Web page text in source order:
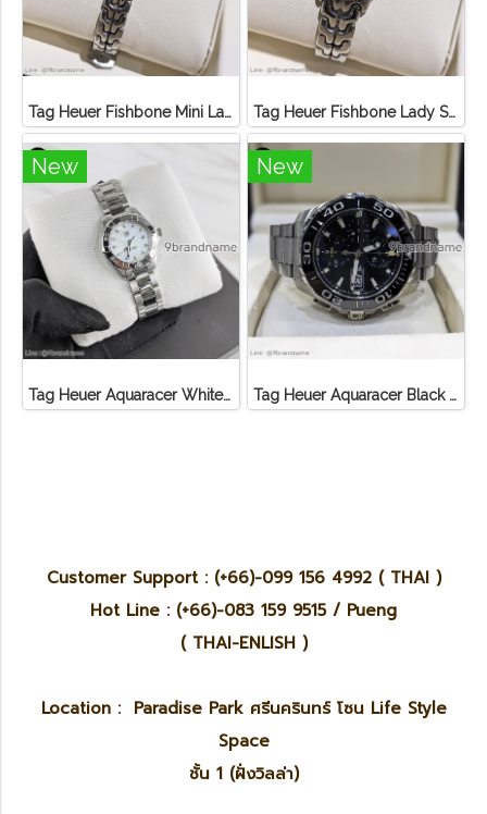
Tag Heuer Fishbone Mini Lady Steel Tag Heuer Fishbone Lady Steel
New
Tag Heuer Aquaracer White Pear Diamond Steel
New
Tag Heuer Aquaracer Black Dial
Customer Support : (+66)-099 156 4992 ( THAI )
Hot Line : (+66)-083 159 9515 / Pueng
( THAI-ENLISH )
Location : Paradise Park ศรีนครินทร์ โซน Life Style
Space
ชั้น 1 (ฝั่งวิลล่า)